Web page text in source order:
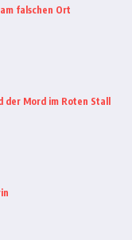
falschen Ort
Mord im Roten Stall